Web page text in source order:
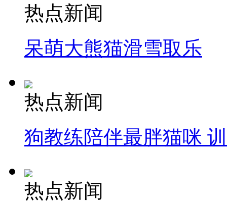
热点新闻
呆萌大熊猫滑雪取乐
热点新闻
狗教练陪伴最胖猫咪
热点新闻